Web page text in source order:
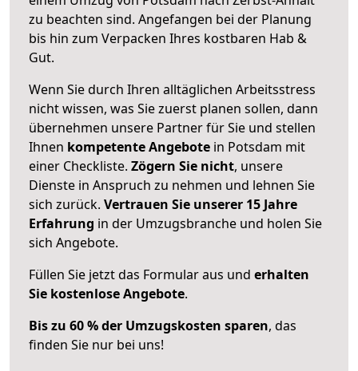
zu beachten sind. Angefangen bei der Planung
bis hin zum Verpacken Ihres kostbaren Hab &
Gut.
Wenn Sie durch Ihren alltäglichen Arbeitsstress
nicht wissen, was Sie zuerst planen sollen, dann
übernehmen unsere Partner für Sie und stellen
Ihnen kompetente Angebote in Potsdam mit
einer Checkliste. Zögern Sie nicht, unsere
Dienste in Anspruch zu nehmen und lehnen Sie
sich zurück. Vertrauen Sie unserer 15 Jahre
Erfahrung in der Umzugsbranche und holen Sie
sich Angebote.
Füllen Sie jetzt das Formular aus und erhalten
Sie kostenlose Angebote.
Bis zu 60 % der Umzugskosten sparen, das
finden Sie nur bei uns!